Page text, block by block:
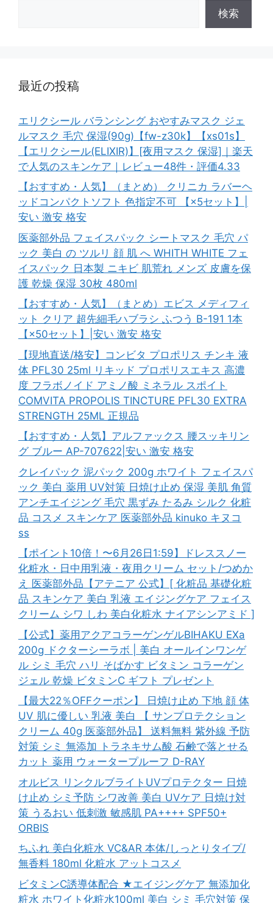
検索
最近の投稿
エリクシール バランシング おやすみマスク ジェ
ルマスク 毛穴 保湿(90g)【fw-z30k】【xs01s】
【エリクシール(ELIXIR)】[夜用マスク 保湿]｜楽天
で人気のスキンケア｜レビュー48件・評価4.33
【おすすめ・人気】（まとめ） クリニカ ラバーヘ
ッドコンパクトソフト 色指定不可 【×5セット】|
安い 激安 格安
医薬部外品 フェイスパック シートマスク 毛穴 パ
ック 美白 の ツルリ 顔 肌 へ WHITH WHITE フェ
イスパック 日本製 ニキビ 肌荒れ メンズ 皮膚を保
護 乾燥 保湿 30枚 480ml
【おすすめ・人気】（まとめ）エビス メディフィ
ット クリア 超先細毛ハブラシ ふつう B-191 1本
【×50セット】|安い 激安 格安
【現地直送/格安】コンビタ プロポリス チンキ 液
体 PFL30 25ml リキッド プロポリスエキス 高濃
度 フラボノイド アミノ酸 ミネラル スポイト
COMVITA PROPOLIS TINCTURE PFL30 EXTRA
STRENGTH 25ML 正規品
【おすすめ・人気】アルファックス 腰スッキリン
グ ブルー AP-707622|安い 激安 格安
クレイパック 泥パック 200g ホワイト フェイスパ
ック 美白 薬用 UV対策 日焼け止め 保湿 美肌 角質
アンチエイジング 毛穴 黒ずみ たるみ シルク 化粧
品 コスメ スキンケア 医薬部外品 kinuko キヌコ
ss
【ポイント10倍！〜6月26日1:59】ドレススノー
化粧水・日中用乳液・夜用クリーム セット/つめか
え 医薬部外品【アテニア 公式】[ 化粧品 基礎化粧
品 スキンケア 美白 乳液 エイジングケア フェイス
クリーム シワ しわ 美白化粧水 ナイアシンアミド ]
【公式】薬用アクアコラーゲンゲルBIHAKU EXa
200g ドクターシーラボ | 美白 オールインワンゲ
ル シミ 毛穴 ハリ そばかす ビタミン コラーゲン
ジェル 乾燥 ビタミンC ギフト プレゼント
【最大22％OFFクーポン】 日焼け止め 下地 顔 体
UV 肌に優しい 乳液 美白 【 サンプロテクション
クリーム 40g 医薬部外品】 送料無料 紫外線 予防
対策 シミ 無添加 トラネキサム酸 石鹸で落とせる
カット 薬用 ウォータープルーフ D-RAY
オルビス リンクルブライトUVプロテクター 日焼
け止め シミ予防 シワ改善 美白 UVケア 日焼け対
策 うるおい 低刺激 敏感肌 PA++++ SPF50+
ORBIS
ちふれ 美白化粧水 VC&AR 本体/しっとりタイプ/
無香料 180ml 化粧水 アットコスメ
ビタミンC誘導体配合 ★エイジングケア 無添加化
粧水 ホワイト化粧水100ml 美白 シミ 毛穴対策 保